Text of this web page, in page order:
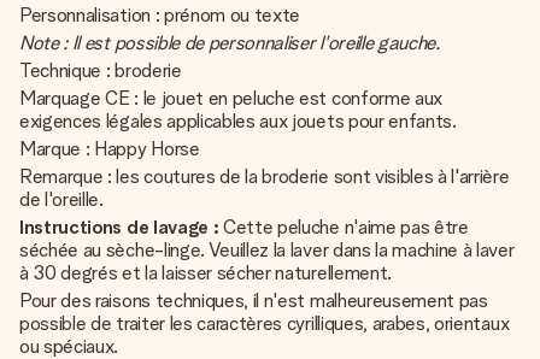
Personnalisation : prénom ou texte
Note : Il est possible de personnaliser l'oreille gauche.
Technique : broderie
Marquage CE : le jouet en peluche est conforme aux
exigences légales applicables aux jouets pour enfants.
Marque : Happy Horse
Remarque : les coutures de la broderie sont visibles à l'arrière
de l'oreille.
Instructions de lavage : Cette peluche n'aime pas être
séchée au sèche-linge. Veuillez la laver dans la machine à laver
à 30 degrés et la laisser sécher naturellement.
Pour des raisons techniques, il n'est malheureusement pas
possible de traiter les caractères cyrilliques, arabes, orientaux
ou spéciaux.